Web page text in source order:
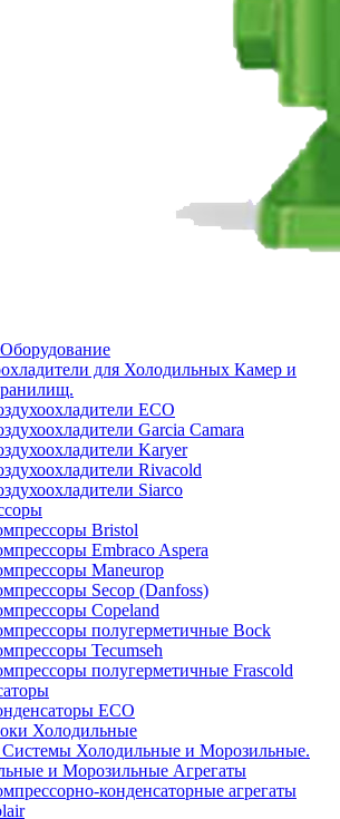
для Холодильных Камер и
ECO
Garcia Camara
Karyer
Rivacold
Siarco
Bristol
Embraco Aspera
Maneurop
Secop (Danfoss)
Copeland
полугерметичные Bock
Tecumseh
полугерметичные Frascold
ECO
Холодильные
Холодильные и Морозильные.
и Морозильные Агрегаты
конденсаторные агрегаты